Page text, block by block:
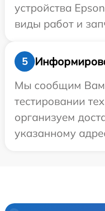
устройства
виды работ и
5
Мы сообщим
тестировании
организуем
указанному